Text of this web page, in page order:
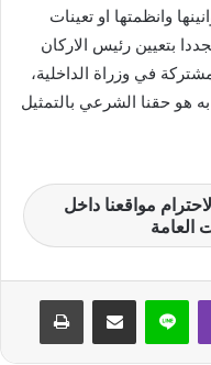
وانظمتها او تعينات
بتعيين رئيس الاركان
في وزراة الداخلية،
هو حقنا الشرعي بالتمثيل
مواقعنا داخل
العامة
لاين